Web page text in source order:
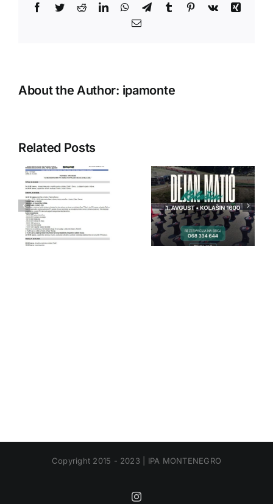
posjetili
Facebook
TwitterRedditLinkedInWhatsApp
TelegramTumblr Pinterest
Vk
Xing
Email
About the Author: ipamonte
Related Posts
IPA Crna
Gora
IPA Crna
Gora
Copyright 2015 - 2023 | IPA MONTENEGRO
Instagram